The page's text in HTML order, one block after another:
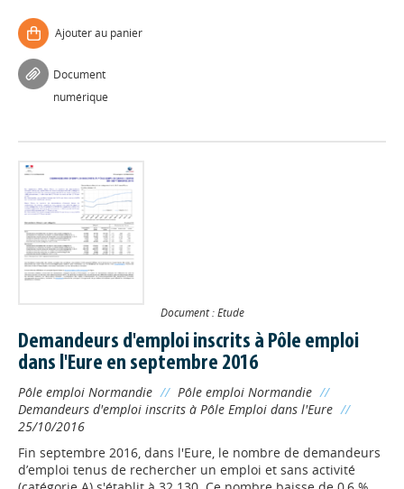
Ajouter au panier
Document
numérique
Document : Etude
Demandeurs d'emploi inscrits à Pôle emploi
dans l'Eure en septembre 2016
Pôle emploi Normandie // Pôle emploi Normandie //
Demandeurs d'emploi inscrits à Pôle Emploi dans l'Eure //
25/10/2016
Fin septembre 2016, dans l'Eure, le nombre de demandeurs
d’emploi tenus de rechercher un emploi et sans activité